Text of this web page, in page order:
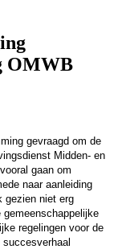
OMWB
gevraagd om de
Midden- en
gaan om
naar aanleiding
gezien niet erg
regelingen voor de